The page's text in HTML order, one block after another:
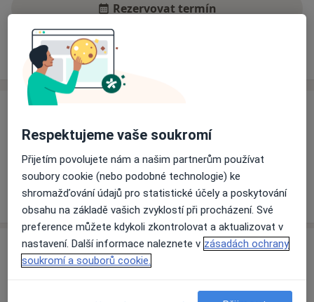
Rezervovat termín
Ceník Adresy
Informace o službách a cenách nejsou k dispozici
Tento specialista ještě nepřidával žádné informace o
svých službách.
Adresa
76333
Respektujeme vaše soukromí
Přijetím povolujete nám a našim partnerům používat
soubory cookie (nebo podobné technologie) ke
shromažďování údajů pro statistické účely a poskytování
obsahu na základě vašich zvyklostí při procházení. Své
preference můžete kdykoli zkontrolovat a aktualizovat v
nastavení. Další informace naleznete v zásadách ochrany
soukromí a souborů cookie.